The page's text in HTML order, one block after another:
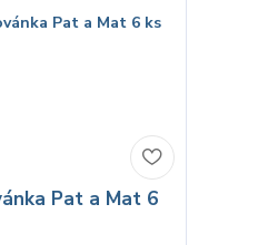
Pat a Mat 6